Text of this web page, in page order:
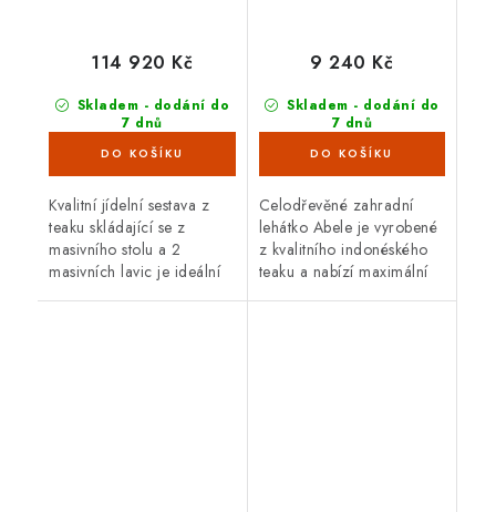
Skladem - dodání do
7 dnů
(2 ks)
114 920 Kč
Kvalitní jídelní sestava z
teaku skládající se z
masivního stolu a 2
masivních lavic je ideální
Skladem - dodání do
7 dnů
(4 ks)
9 240 Kč
Celodřevěné zahradní
lehátko Abele je vyrobené
z kvalitního indonéského
teaku a nabízí maximální